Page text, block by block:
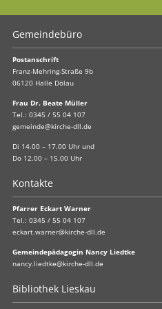
Gemeindebüro
Postanschrift
Franz-Mehring-Straße 9b
06120 Halle Dölau
Frau Dr. Beate Müller
Tel.: 0345 / 55 04 107
gemeinde@kirche-dll.de
Di 14.00 – 17.00 Uhr und
Do 12.00 – 15.00 Uhr
Kontakte
Pfarrer Eckart Warner
Tel.: 0345 / 55 04 107
eckart.warner@kirche-dll.de
Gemeindepädagogin Nancy Liedtke
nancy.liedtke@kirche-dll.de
Bibliothek Lieskau